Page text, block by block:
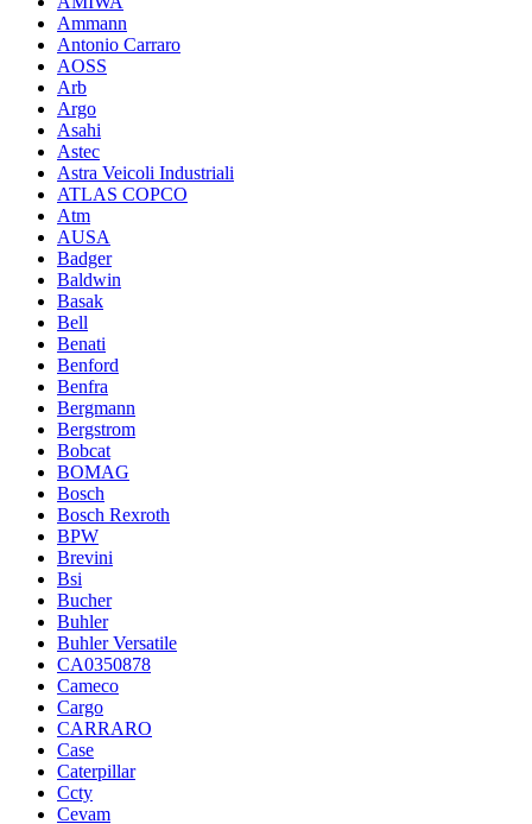
Ammann
Antonio Carraro
AOSS
Arb
Argo
Asahi
Astec
Astra Veicoli Industriali
ATLAS COPCO
Atm
AUSA
Badger
Baldwin
Basak
Bell
Benati
Benford
Benfra
Bergmann
Bergstrom
Bobcat
BOMAG
Bosch
Bosch Rexroth
BPW
Brevini
Bsi
Bucher
Buhler
Buhler Versatile
CA0350878
Cameco
Cargo
CARRARO
Case
Caterpillar
Ccty
Cevam